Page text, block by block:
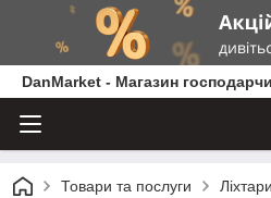
DanMarket - Магазин
Товари та послуги